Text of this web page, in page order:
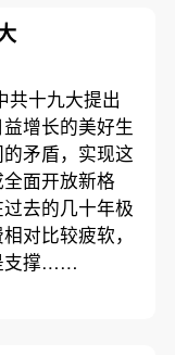
共十九大提出
增长的美好生
矛盾，实现这
面开放新格
去的几十年极
对比较疲软，
支撑……